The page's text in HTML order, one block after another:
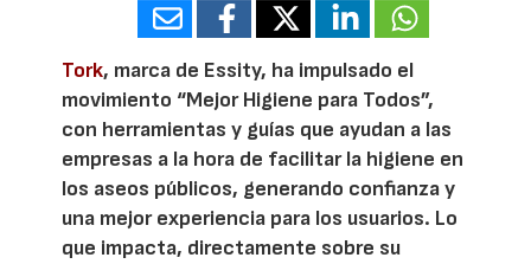
Tork, marca de Essity, ha impulsado el
movimiento “Mejor Higiene para Todos”,
con herramientas y guías que ayudan a las
empresas a la hora de facilitar la higiene en
los aseos públicos, generando confianza y
una mejor experiencia para los usuarios. Lo
que impacta, directamente sobre su